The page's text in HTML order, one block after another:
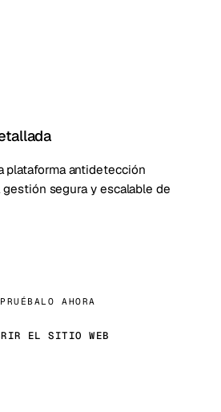
plataforma antidetección
segura y escalable de
AHORA
EL SITIO WEB